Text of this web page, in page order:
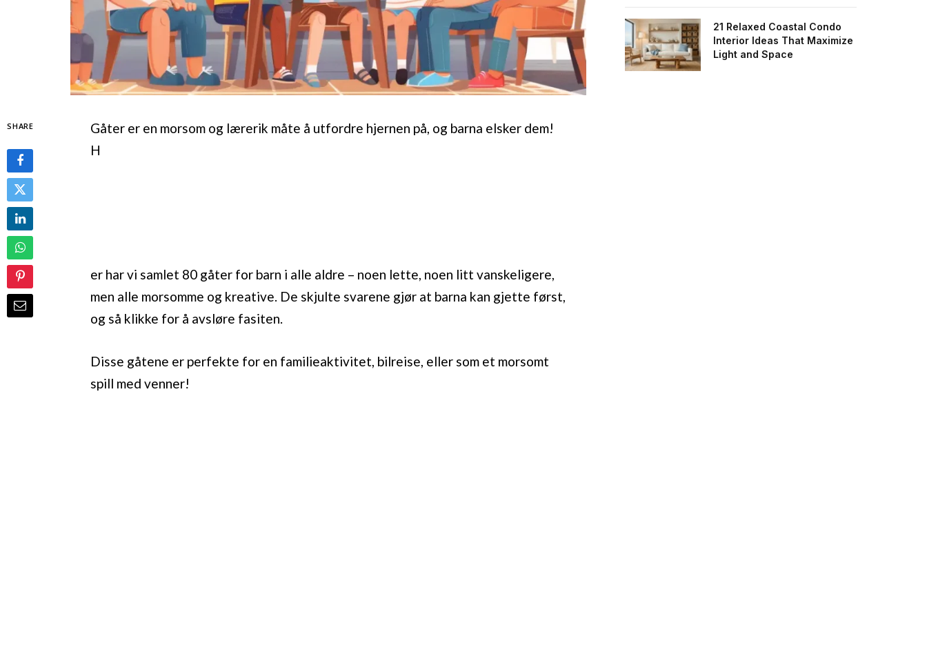
SHARE
Gåter er en morsom og lærerik måte å utfordre hjernen på, og barna elsker dem!
H
er har vi samlet 80 gåter for barn i alle aldre – noen lette, noen litt vanskeligere,
men alle morsomme og kreative. De skjulte svarene gjør at barna kan gjette først,
og så klikke for å avsløre fasiten.
Disse gåtene er perfekte for en familieaktivitet, bilreise, eller som et morsomt
spill med venner!
21 Relaxed Coastal Condo
Interior Ideas That Maximize
Light and Space